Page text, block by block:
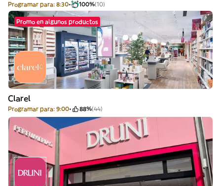
Programar para: 8:30 100%(10)
Promo en algunos productos
Clarel
Programar para: 9:00 88%(44)